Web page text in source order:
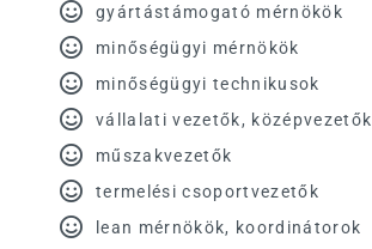
gyártástámogató mérnökök
minőségügyi mérnökök
minőségügyi technikusok
vállalati vezetők, középvezetők
műszakvezetők
termelési csoportvezetők
lean mérnökök, koordinátorok